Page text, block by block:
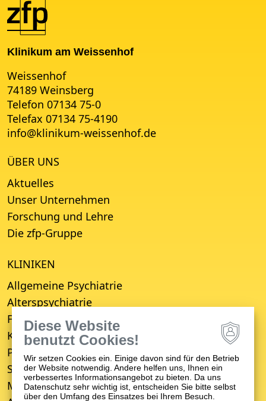
Klinikum am Weissenhof
ÜBER UNS
Aktuelles
Unser Unternehmen
Forschung und Lehre
Die zfp-Gruppe
KLINIKEN
Allgemeine Psychiatrie
Alterspsychiatrie
Forensische Psychiatrie
Kinder- und Jugendpsychiatrie
Psychosomatische Medizin
Suchttherapie
Medizinisches Versorgungszentrum (MVZ)
Weissenhof
74189 Weinsberg
Telefon 07134 75-0
Telefax 07134 75-4190
info@klinikum-weissenhof.de
Diese Website
benutzt Cookies!
Wir setzen Cookies ein. Einige davon sind für den Betrieb
der Website notwendig. Andere helfen uns, Ihnen ein
verbessertes Informationsangebot zu bieten. Da uns
Datenschutz sehr wichtig ist, entscheiden Sie bitte selbst
über den Umfang des Einsatzes bei Ihrem Besuch.